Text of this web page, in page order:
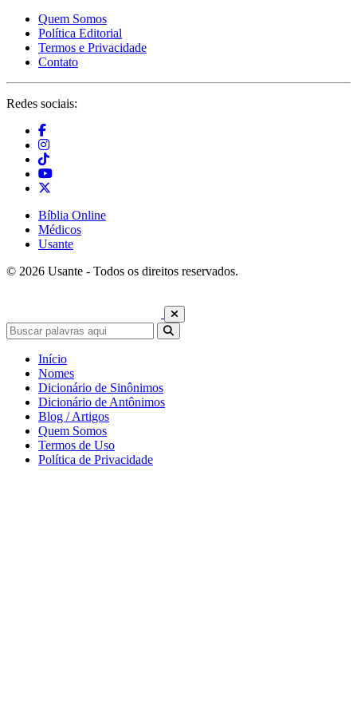
Quem Somos
Política Editorial
Termos e Privacidade
Contato
Redes sociais:
Bíblia Online
Médicos
Usante
© 2026 Usante - Todos os direitos reservados.
Início
Nomes
Dicionário de Sinônimos
Dicionário de Antônimos
Blog / Artigos
Quem Somos
Termos de Uso
Política de Privacidade